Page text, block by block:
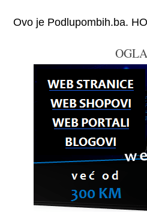
Ovo je Podlupombih.ba.